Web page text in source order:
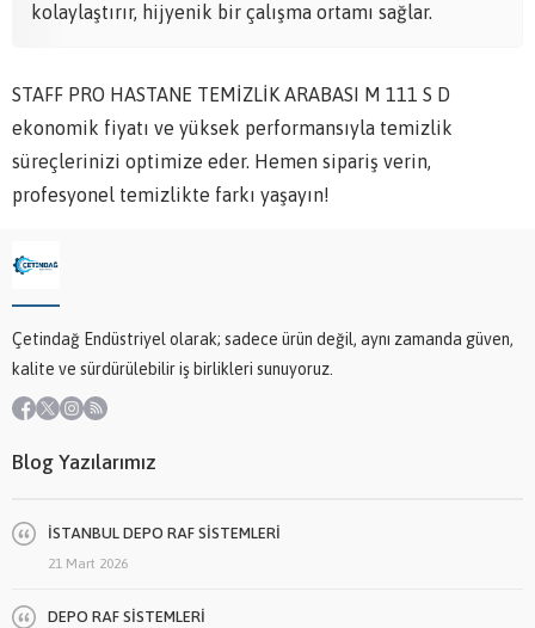
kolaylaştırır, hijyenik bir çalışma ortamı sağlar.
STAFF PRO HASTANE TEMİZLİK ARABASI M 111 S D
ekonomik fiyatı ve yüksek performansıyla temizlik
süreçlerinizi optimize eder. Hemen sipariş verin,
profesyonel temizlikte farkı yaşayın!
Çetindağ Endüstriyel olarak; sadece ürün değil, aynı zamanda güven,
kalite ve sürdürülebilir iş birlikleri sunuyoruz.
Blog Yazılarımız
İSTANBUL DEPO RAF SİSTEMLERİ
21 Mart 2026
DEPO RAF SİSTEMLERİ